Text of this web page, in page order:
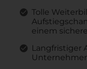
Tolle
einem
Langfristiger